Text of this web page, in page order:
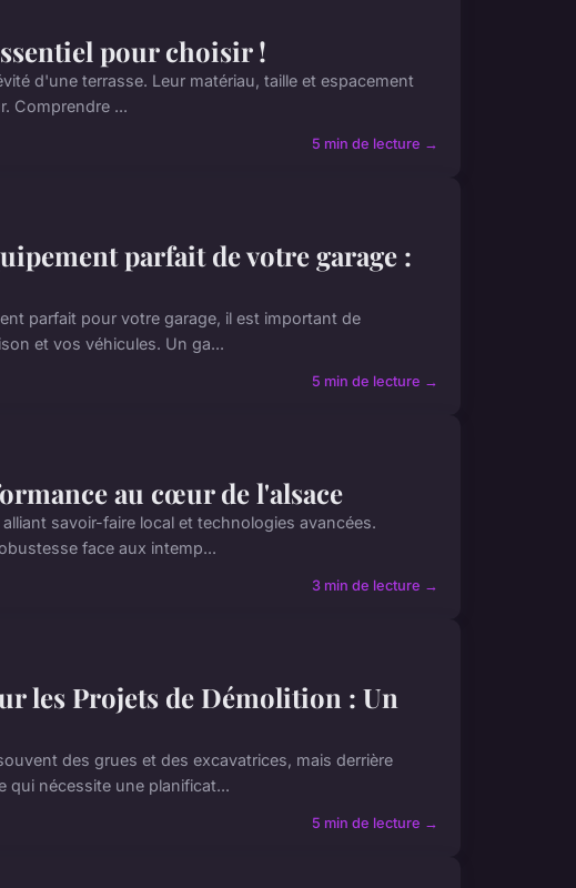
pour choisir !
d'une terrasse. Leur matériau, taille et espacement
Comprendre ...
5 min de lecture →
parfait de votre garage :
parfait pour votre garage, il est important de
et vos véhicules. Un ga...
5 min de lecture →
au cœur de l'alsace
savoir-faire local et technologies avancées.
face aux intemp...
3 min de lecture →
les Projets de Démolition : Un
des grues et des excavatrices, mais derrière
qui nécessite une planificat...
5 min de lecture →